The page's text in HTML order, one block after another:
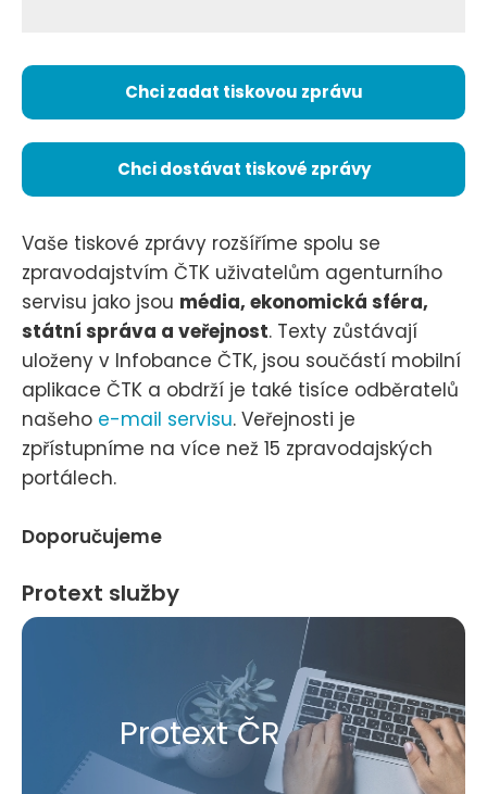
Chci zadat tiskovou zprávu
Chci dostávat tiskové zprávy
Vaše tiskové zprávy rozšíříme spolu se
zpravodajstvím ČTK uživatelům agenturního
servisu jako jsou média, ekonomická sféra,
státní správa a veřejnost. Texty zůstávají
uloženy v Infobance ČTK, jsou součástí mobilní
aplikace ČTK a obdrží je také tisíce odběratelů
našeho e-mail servisu. Veřejnosti je
zpřístupníme na více než 15 zpravodajských
portálech.
Doporučujeme
Protext služby
Protext ČR